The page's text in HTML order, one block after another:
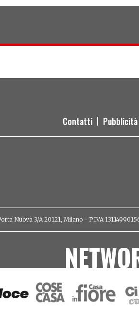
Contatti Pubblicità
Nuova 3/A 20121, Milano - P.IVA